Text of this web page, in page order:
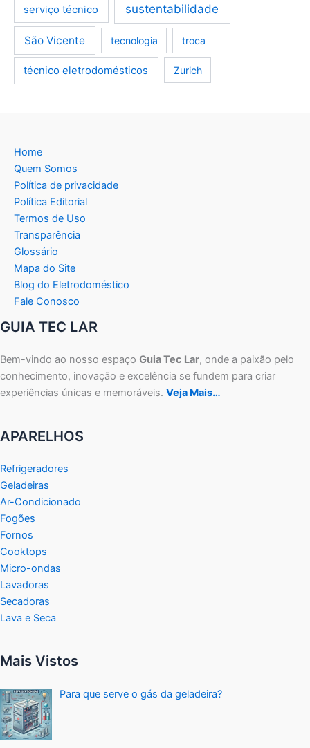
serviço técnico sustentabilidade
São Vicente tecnologia troca
técnico eletrodomésticos Zurich
Home
Quem Somos
Política de privacidade
Política Editorial
Termos de Uso
Transparência
Glossário
Mapa do Site
Blog do Eletrodoméstico
Fale Conosco
GUIA TEC LAR
Bem-vindo ao nosso espaço Guia Tec Lar, onde a paixão pelo
conhecimento, inovação e excelência se fundem para criar
experiências únicas e memoráveis. Veja Mais…
APARELHOS
Refrigeradores
Geladeiras
Ar-Condicionado
Fogões
Fornos
Cooktops
Micro-ondas
Lavadoras
Secadoras
Lava e Seca
Mais Vistos
Para que serve o gás da geladeira?